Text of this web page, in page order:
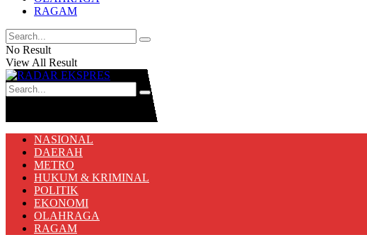
RAGAM
No Result
View All Result
NASIONAL
DAERAH
METRO
HUKUM & KRIMINAL
POLITIK
EKONOMI
OLAHRAGA
RAGAM